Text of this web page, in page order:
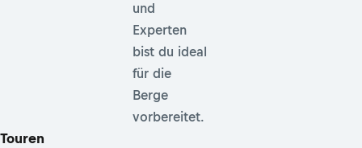
und
Experten
bist du ideal
für die
Berge
vorbereitet.
Touren